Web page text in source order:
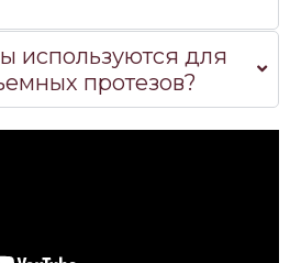
используются для
протезов?